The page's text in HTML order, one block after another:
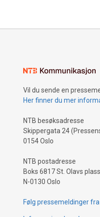
Vil du sende en
Her finner du mer
NTB besøksadresse
Skippergata 24
0154 Oslo
NTB postadresse
Boks 6817 St. Olavs plass
N-0130 Oslo
Følg pressemeldinger